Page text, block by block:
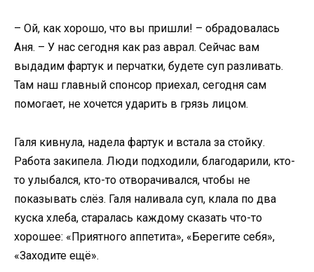
– Ой, как хорошо, что вы пришли! – обрадовалась
Аня. – У нас сегодня как раз аврал. Сейчас вам
выдадим фартук и перчатки, будете суп разливать.
Там наш главный спонсор приехал, сегодня сам
помогает, не хочется ударить в грязь лицом.
Галя кивнула, надела фартук и встала за стойку.
Работа закипела. Люди подходили, благодарили, кто-
то улыбался, кто-то отворачивался, чтобы не
показывать слёз. Галя наливала суп, клала по два
куска хлеба, старалась каждому сказать что-то
хорошее: «Приятного аппетита», «Берегите себя»,
«Заходите ещё».